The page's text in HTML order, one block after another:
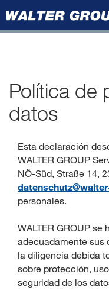
Política de
datos
Esta declaración
WALTER GROUP
NÖ-Süd, Straße 14,
personales.
WALTER GROUP
adecuadamente sus
la diligencia debida
sobre protección,
seguridad de los